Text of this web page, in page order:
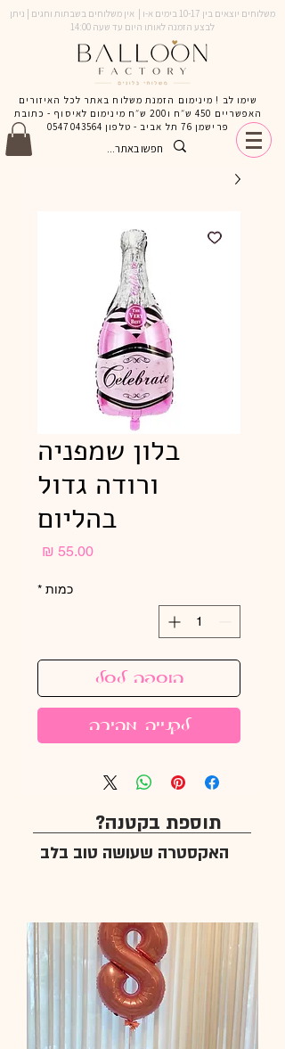
משלוחים יוצאים בין 10-17 בימים א-ו | אין משלוחים בשבתות וחגים | ניתן
לבצע הזמנה לאותו היום עד שעה 14:00
שימו לב ! מינימום הזמנת משלוח באתר לכל האיזורים
האפשריים 450 ש״ח ו200 ש״ח מינימום לאיסוף - כתובת
פרישמן 76 תל אביב - טלפון
0547043564
בלון שמפניה
ורודה גדול
בהליום
כמות *
הוספה לסל
לקנייה מהירה
תוספת בקטנה?
האקסטרה שעושה טוב בלב